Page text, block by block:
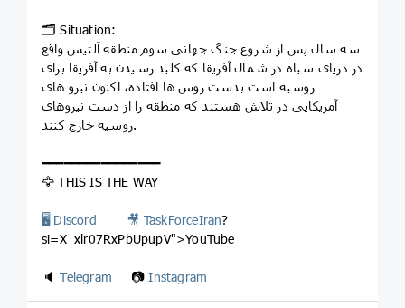
🗂 Situation:
سه سال پس از شروع جنگ جهانی سوم منطقه آلتیس واقع
در دریای سیاه در شمال آفریقا که کلید رسیدن به آفریقا برای
روسیه است بدست روس ها افتاده، اکنون نیرو های
آمریکایی در تلاش هستند که منطقه را از دست نیروهای
روسیه خارج کنند.
━━━━━━━━━━━━━━━━
🦅 THIS IS THE WAY
🖥 Discord 🎥 TaskForceIran?
si=X_xlr07RxPbUpupV">YouTube
🔈Telegram 📷Instagram